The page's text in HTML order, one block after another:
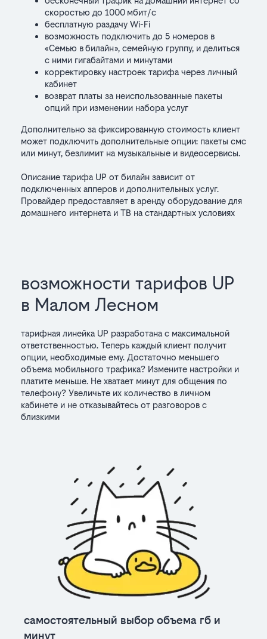
скоростью до 1000 мбит/с
бесплатную раздачу Wi-Fi
возможность подключить до 5 номеров в
«Семью в билайн», семейную группу, и делиться
с ними гигабайтами и минутами
корректировку настроек тарифа через личный
кабинет
возврат платы за неиспользованные пакеты
опций при изменении набора услуг
Дополнительно за фиксированную стоимость клиент
может подключить дополнительные опции: пакеты смс
или минут, безлимит на музыкальные и видеосервисы.
Описание тарифа UP от билайн зависит от
подключенных апперов и дополнительных услуг.
Провайдер предоставляет в аренду оборудование для
домашнего интернета и ТВ на стандартных условиях
возможности тарифов UP
в Малом Лесном
тарифная линейка UP разработана с максимальной
ответственностью. Теперь каждый клиент получит
опции, необходимые ему. Достаточно меньшего
объема мобильного трафика? Измените настройки и
платите меньше. Не хватает минут для общения по
телефону? Увеличьте их количество в личном
кабинете и не отказывайтесь от разговоров с
близкими
самостоятельный выбор объема гб и
минут